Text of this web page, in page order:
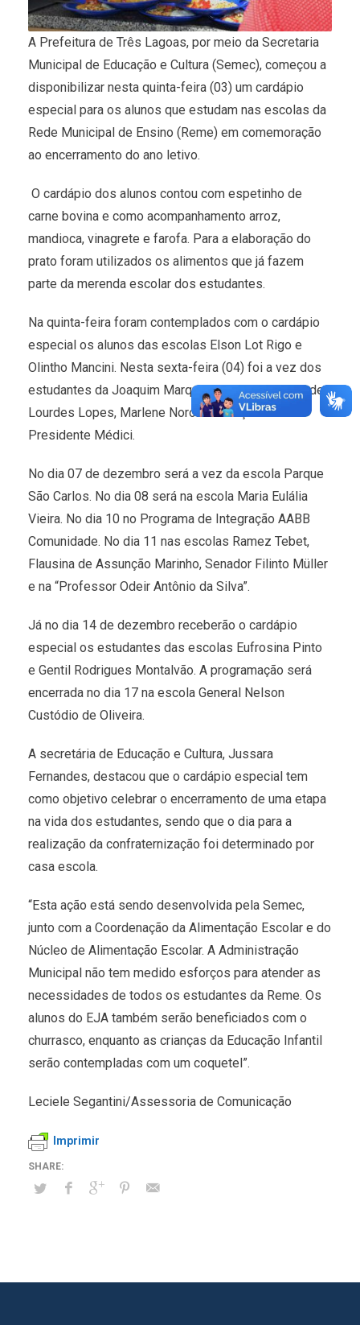
A Prefeitura de Três Lagoas, por meio da Secretaria
Municipal de Educação e Cultura (Semec), começou a
disponibilizar nesta quinta-feira (03) um cardápio
especial para os alunos que estudam nas escolas da
Rede Municipal de Ensino (Reme) em comemoração
ao encerramento do ano letivo.
O cardápio dos alunos contou com espetinho de
carne bovina e como acompanhamento arroz,
mandioca, vinagrete e farofa. Para a elaboração do
prato foram utilizados os alimentos que já fazem
parte da merenda escolar dos estudantes.
Na quinta-feira foram contemplados com o cardápio
especial os alunos das escolas Elson Lot Rigo e
Olintho Mancini. Nesta sexta-feira (04) foi a vez dos
estudantes da Joaquim Marques de Souza, Maria de
Lourdes Lopes, Marlene Noronha Gonçalves e
Presidente Médici.
No dia 07 de dezembro será a vez da escola Parque
São Carlos. No dia 08 será na escola Maria Eulália
Vieira. No dia 10 no Programa de Integração AABB
Comunidade. No dia 11 nas escolas Ramez Tebet,
Flausina de Assunção Marinho, Senador Filinto Müller
e na “Professor Odeir Antônio da Silva”.
Já no dia 14 de dezembro receberão o cardápio
especial os estudantes das escolas Eufrosina Pinto
e Gentil Rodrigues Montalvão. A programação será
encerrada no dia 17 na escola General Nelson
Custódio de Oliveira.
A secretária de Educação e Cultura, Jussara
Fernandes, destacou que o cardápio especial tem
como objetivo celebrar o encerramento de uma etapa
na vida dos estudantes, sendo que o dia para a
realização da confraternização foi determinado por
casa escola.
“Esta ação está sendo desenvolvida pela Semec,
junto com a Coordenação da Alimentação Escolar e do
Núcleo de Alimentação Escolar. A Administração
Municipal não tem medido esforços para atender as
necessidades de todos os estudantes da Reme. Os
alunos do EJA também serão beneficiados com o
churrasco, enquanto as crianças da Educação Infantil
serão contempladas com um coquetel”.
Leciele Segantini/Assessoria de Comunicação
Imprimir